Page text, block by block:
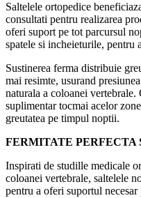
Saltelele ortopedice
consultati pentru realizarea
oferi suport pe tot parcursul
spatele si incheieturile,
Sustinerea ferma distribuie
mai resimte, usurand
naturala a coloanei
suplimentar tocmai acelor
greutatea pe timpul noptii.
FERMITATE PERFECTA
Inspirati de studille medicale
coloanei vertebrale, saltelele
pentru a oferi suportul